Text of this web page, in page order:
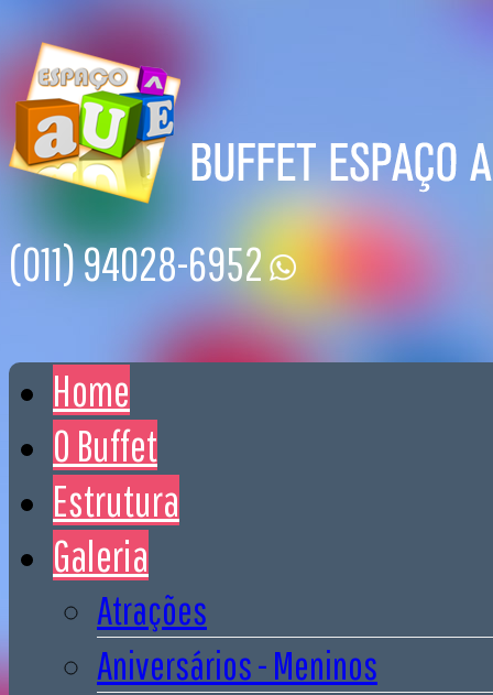
(011) 94028-6952
Home
O Buffet
Estrutura
Galeria
Atrações
Aniversários - Meninos